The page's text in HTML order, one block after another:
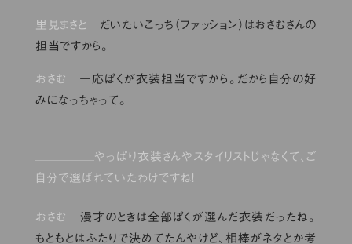
里見まさと
だいたいこっち（ファッション）はおさむさんの
担当ですから。
おさむ
一応ぼくが衣装担当ですから。だから自分の好
みになっちゃって。
やっぱり衣装さんやスタイリストじゃなくて、ご
自分で選ばれていたわけですね！
おさむ 漫才のときは全部ぼくが選んだ衣装だったね。
もともとはふたりで決めてたんやけど、相棒がネタとか考